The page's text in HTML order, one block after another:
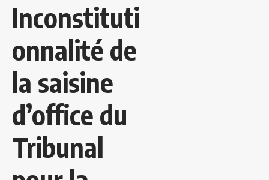
Inconstituti
onnalité de
la saisine
d’office du
Tribunal